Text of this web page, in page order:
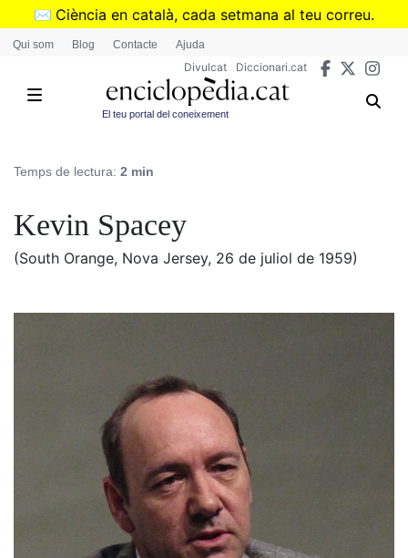
Vés
✉️ Ciència en català, cada setmana al teu correu.
➜Subscriu-te al butlletí de Divulcat
Qui som Blog Contacte Ajuda
Divulcat Diccionari.cat
El teu portal del coneixement
Temps de lectura: 2 min
Kevin Spacey
(South Orange, Nova Jersey, 26 de juliol de 1959)